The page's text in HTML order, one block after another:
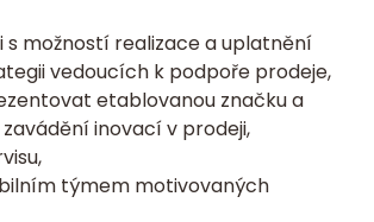
s možností realizace a uplatnění
vedoucích k podpoře prodeje,
etablovanou značku a
inovací v prodeji,
týmem motivovaných